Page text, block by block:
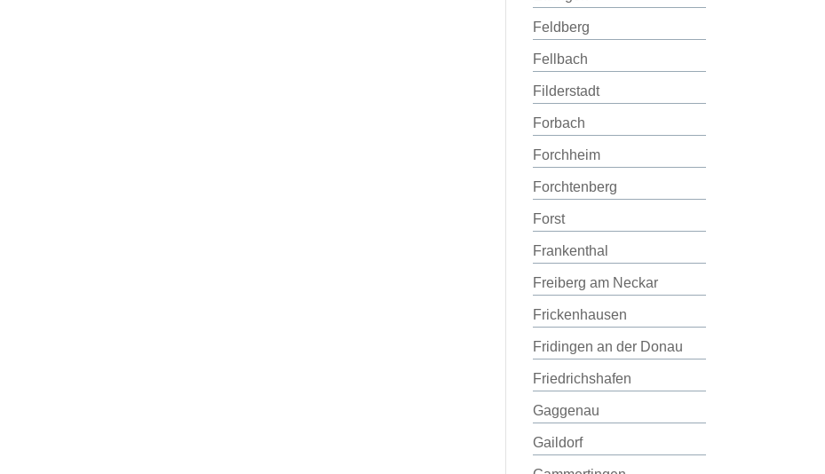
Feldberg
Fellbach
Filderstadt
Forbach
Forchheim
Forchtenberg
Forst
Frankenthal
Freiberg am Neckar
Frickenhausen
Fridingen an der Donau
Friedrichshafen
Gaggenau
Gaildorf